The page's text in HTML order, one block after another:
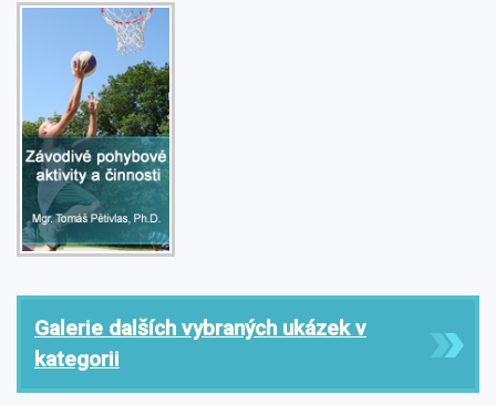
Galerie dalších vybraných ukázek v
kategorii